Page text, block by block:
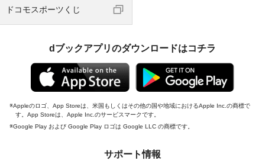
ドコモスポーツくじ
dブックアプリのダウンロードはコチラ
Appleのロゴ、App Storeは、米国もしくはその他の国や地域におけるApple Inc.の商標で
す。App Storeは、Apple Inc.のサービスマークです。
Google Play および Google Play ロゴは Google LLC の商標です。
サポート情報